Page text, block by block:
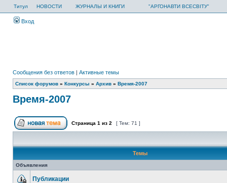
Титул НОВОСТИ ЖУРНАЛЫ И КНИГИ "АРГОНАВТИ ВСЕСВІТУ"
Вход
Сообщения без ответов | Активные темы
Список форумов » Конкурсы » Архив » Время-2007
Время-2007
Страница 1 из 2 [ Тем: 71 ]
Темы
Объявления
Публикации